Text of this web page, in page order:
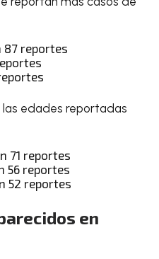
87 reportes
las edades reportadas
71 reportes
56 reportes
52 reportes
en